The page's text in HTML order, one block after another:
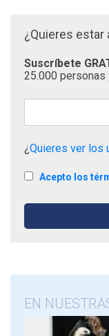
¿Quieres estar
Suscríbete
25.000 personas
¿Quieres ver los
Acepto los
EN